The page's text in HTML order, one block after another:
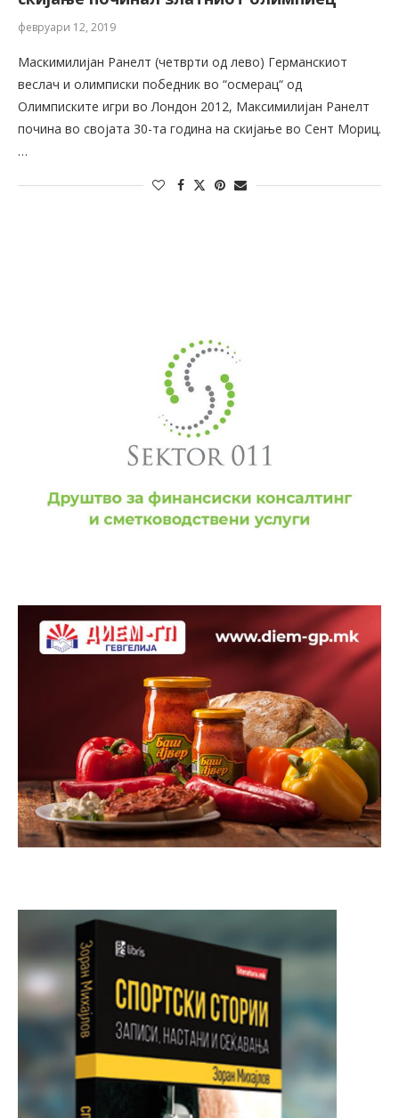
февруари 12, 2019
Маскимилијан Ранелт (четврти од лево) Германскиот
веслач и олимписки победник во “осмерац“ од
Олимписките игри во Лондон 2012, Максимилијан Ранелт
почина во својата 30-та година на скијање во Сент Мориц.
…